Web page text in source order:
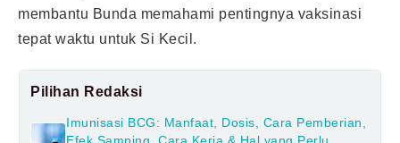
membantu Bunda memahami pentingnya vaksinasi
tepat waktu untuk Si Kecil.
Pilihan Redaksi
Imunisasi BCG: Manfaat, Dosis, Cara Pemberian,
Efek Samping, Cara Kerja & Hal yang Perlu